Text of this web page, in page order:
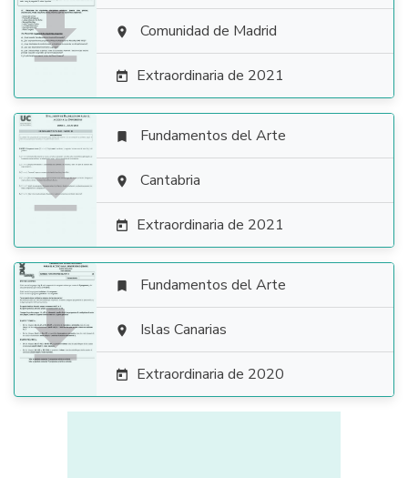
  Comunidad de Madrid
 Extraordinaria de 2021

 Fundamentos del Arte
 Cantabria
 Extraordinaria de 2021

 Fundamentos del Arte
 Islas Canarias
 Extraordinaria de 2020